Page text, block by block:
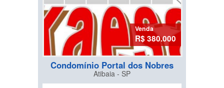
Venda
R$ 380.000
Condomínio Portal dos Nobres
Atibaia - SP